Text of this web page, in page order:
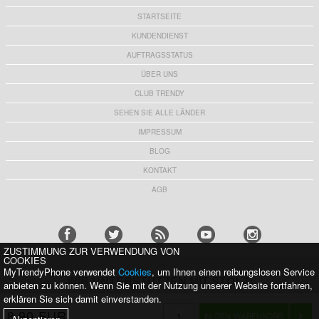
STARTSEITE
KUNDENDIENST
AUFTRAGSSTATUS
ÜBER UNS
CLUB TRENDY
SEHEN SIE ALLE LÄNDER
IMPRESSUM
BLOG
KONTAKT
AGB
WIR UNTERSTÜTZEN MIT STOLZ:
ZUSTIMMUNG ZUR VERWENDUNG VON
COOKIES
MyTrendyPhone verwendet Cookies, um Ihnen einen reibungslosen Service
anbieten zu können. Wenn Sie mit der Nutzung unserer Website fortfahren,
erklären Sie sich damit einverstanden.